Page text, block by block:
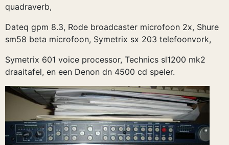
quadraverb,
Dateq gpm 8.3, Rode broadcaster microfoon 2x, Shure
sm58 beta microfoon, Symetrix sx 203 telefoonvork,
Symetrix 601 voice processor, Technics sl1200 mk2
draaitafel, en een Denon dn 4500 cd speler.